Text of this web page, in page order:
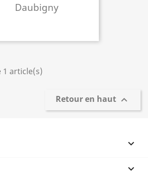
Daubigny
1 article(s)
Retour en haut 

